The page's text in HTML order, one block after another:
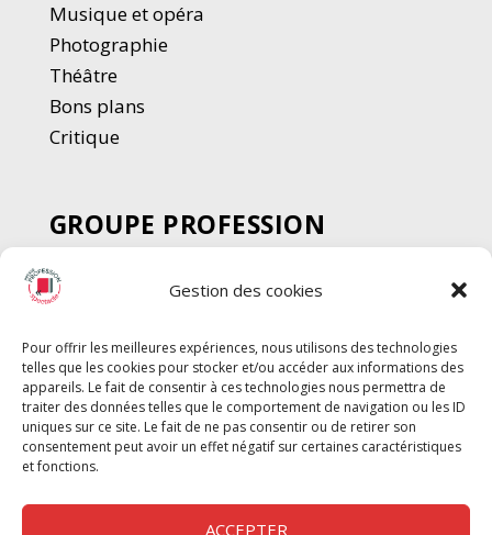
Gestion des cookies
Pour offrir les meilleures expériences, nous utilisons des technologies
telles que les cookies pour stocker et/ou accéder aux informations des
appareils. Le fait de consentir à ces technologies nous permettra de
traiter des données telles que le comportement de navigation ou les ID
uniques sur ce site. Le fait de ne pas consentir ou de retirer son
consentement peut avoir un effet négatif sur certaines caractéristiques
et fonctions.
ACCEPTER
Musique et opéra
Photographie
Théâtre
Bons plans
Critique
GROUPE PROFESSION
SPECTACLE
Chèque Intermittents
Chèque Compta
Chèque Emploi Spectacle
G-Pods
Profession Audio-visuel